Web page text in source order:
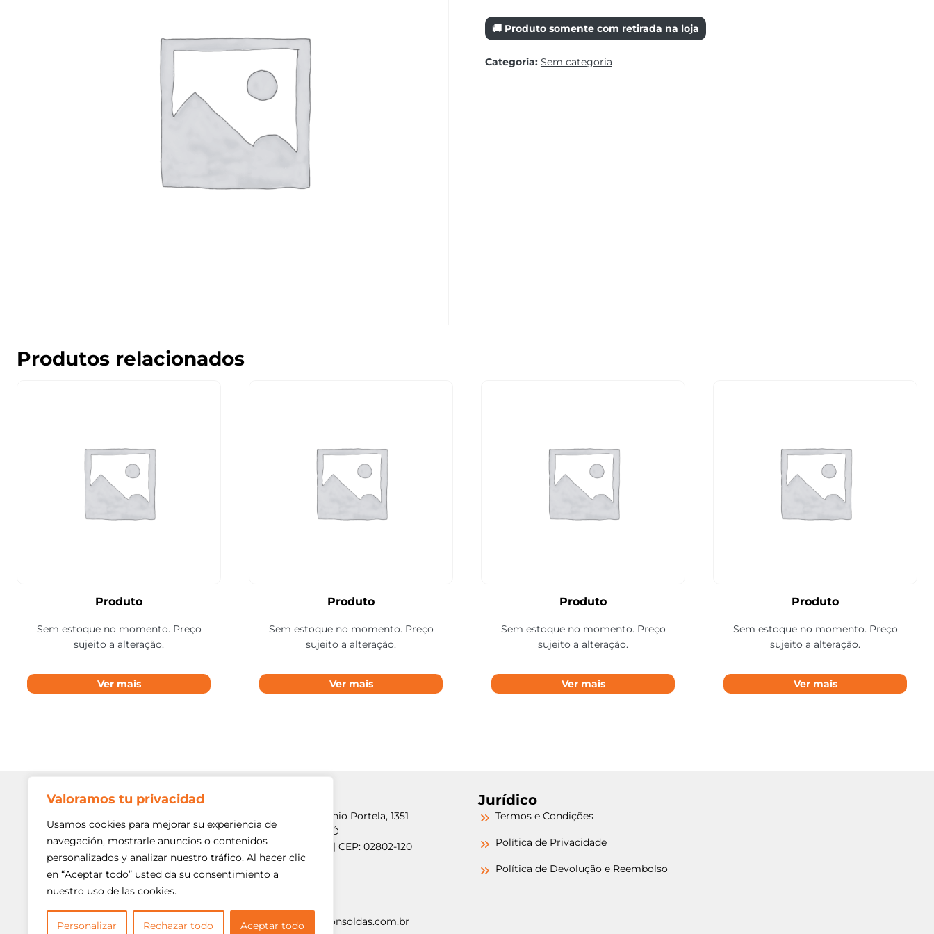
Valoramos tu privacidad
Usamos cookies para mejorar su experiencia de
navegación, mostrarle anuncios o contenidos
personalizados y analizar nuestro tráfico. Al hacer clic
en “Aceptar todo” usted da su consentimiento a
nuestro uso de las cookies.
Personalizar Rechazar todo Aceptar todo
🚚 Produto somente com retirada na loja
Categoria: Sem categoria
Produtos relacionados
Produto
Sem estoque no momento. Preço
sujeito a alteração.
Ver mais
Produto
Sem estoque no momento. Preço
sujeito a alteração.
Ver mais
Produto
Sem estoque no momento. Preço
sujeito a alteração.
Ver mais
Produto
Sem estoque no momento. Preço
sujeito a alteração.
Ver mais
Siga-nos!
Av. Min. Petrônio Portela, 1351
Freguesia do Ó
São Paulo/SP | CEP: 02802-120
contato@argonsoldas.com.br
Jurídico
Termos e Condições
Política de Privacidade
Política de Devolução e Reembolso